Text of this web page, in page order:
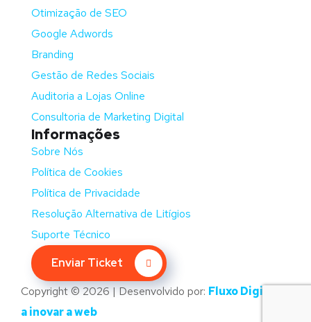
Otimização de SEO
Google Adwords
Branding
Gestão de Redes Sociais
Auditoria a Lojas Online
Consultoria de Marketing Digital
Informações
Sobre Nós
Política de Cookies
Política de Privacidade
Resolução Alternativa de Litígios
Suporte Técnico
Enviar Ticket
Copyright © 2026 | Desenvolvido por: Fluxo Digital –
a inovar a web